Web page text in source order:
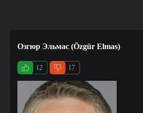
Озгюр Эльмас (Özgür Elmas)
12 17